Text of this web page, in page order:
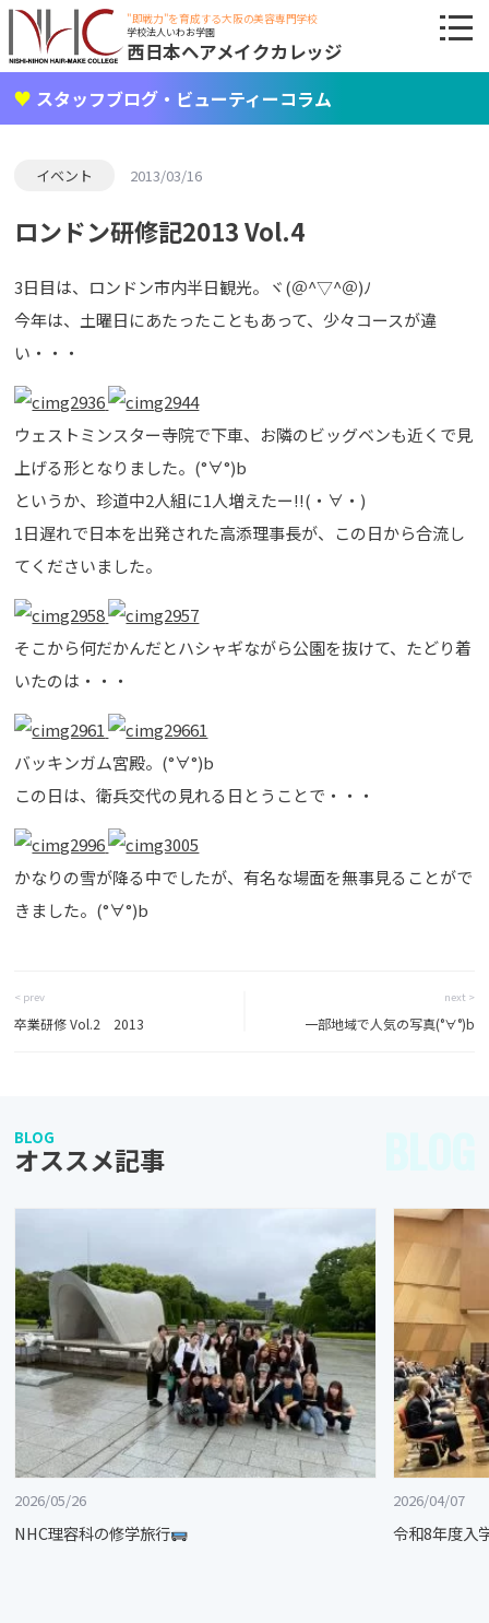
"即戦力"を育成する大阪の美容専門学校
学校法人いわお学園
西日本ヘアメイクカレッジ
スタッフブログ・ビューティーコラム
イベント 2013/03/16
ロンドン研修記2013 Vol.4
3日目は、ロンドン市内半日観光。ヾ(＠^▽^＠)ﾉ
今年は、土曜日にあたったこともあって、少々コースが違
い・・・
ウェストミンスター寺院で下車、お隣のビッグベンも近くで見
上げる形となりました。(°∀°)b
というか、珍道中2人組に1人増えたー!!(・∀・)
1日遅れで日本を出発された高添理事長が、この日から合流し
てくださいました。
そこから何だかんだとハシャギながら公園を抜けて、たどり着
いたのは・・・
バッキンガム宮殿。(°∀°)b
この日は、衛兵交代の見れる日とうことで・・・
かなりの雪が降る中でしたが、有名な場面を無事見ることがで
きました。(°∀°)b
< prev
卒業研修 Vol.2 2013
next >
一部地域で人気の写真(°∀°)b
BLOG
オススメ記事
2026/05/26
NHC理容科の修学旅行
2026/04/07
令和8年度入